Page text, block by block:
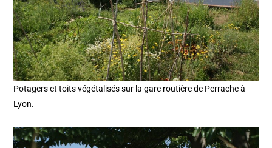
Potagers et toits végétalisés sur la gare routière de Perrache à
Lyon.